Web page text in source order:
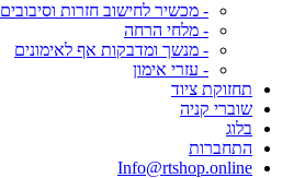
- מכשיר לחישוב חזרות וסיבובים
- מלחי הרחה
- מנשך ומדבקות אף לאימונים
- עזרי אימון
תחזוקת ציוד
שוברי קניה
בלוג
התחברות
Info@rtshop.online